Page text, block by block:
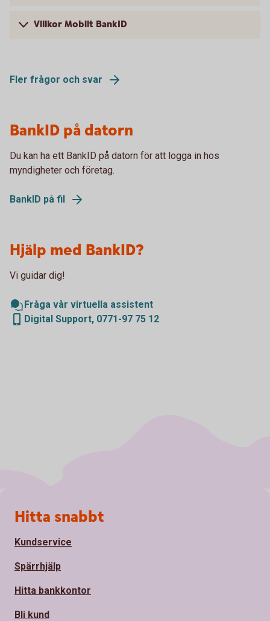
Villkor Mobilt BankID
Fler frågor och svar
BankID på datorn
Du kan ha ett BankID på datorn för att logga in hos
myndigheter och företag.
BankID på fil
Hjälp med BankID?
Vi guidar dig!
Fråga vår virtuella assistent
Digital Support, 0771-97 75 12
Sidfot
Hitta snabbt
Kundservice
Spärrhjälp
Hitta bankkontor
Bli kund